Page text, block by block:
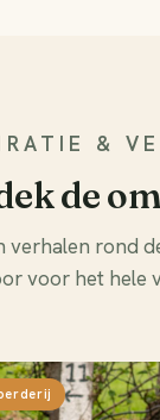
&
de
verhalen rond
voor het hele